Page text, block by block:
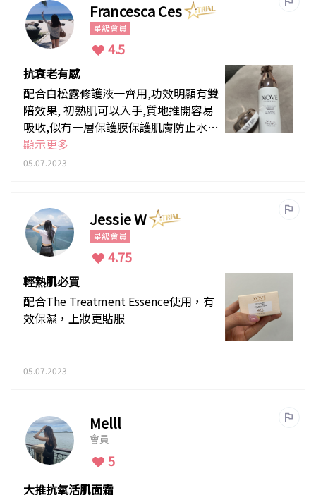
Francesca Ces
星級會員
4.5
抗衰老有感
配合白松露修護液一齊用,功效明顯有雙
陪效果, 初熟肌可以入手,質地推開容易
吸收,似有一層保護膜保護肌膚防止水份
流失
顯示更多
05.07.2023
Jessie W
星級會員
4.75
輕熟肌必買
配合The Treatment Essence使用，有
效保濕，上妝更貼服
05.07.2023
Melll
會員
5
大推抗氧活肌面霜